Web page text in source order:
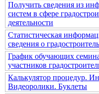
Получить сведения из
систем в сфере
деятельности
Статистическая
сведения о
График обучающих
участников
Калькулятор процедур.
Видеоролики. Буклеты